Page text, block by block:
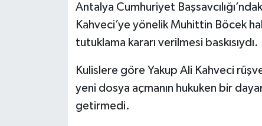
Antalya Cumhuriyet
Kahveci’ye yönelik Muhittin Böcek
tutuklama kararı verilmesi baskısıydı.
Kulislere göre Yakup Ali Kahveci
yeni dosya açmanın hukuken bir
getirmedi.